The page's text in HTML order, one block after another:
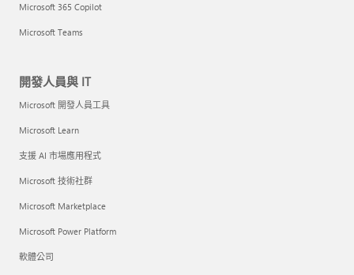
Microsoft 365 Copilot
Microsoft Teams
開發人員與 IT
Microsoft 開發人員工具
Microsoft Learn
支援 AI 市場應用程式
Microsoft 技術社群
Microsoft Marketplace
Microsoft Power Platform
軟體公司